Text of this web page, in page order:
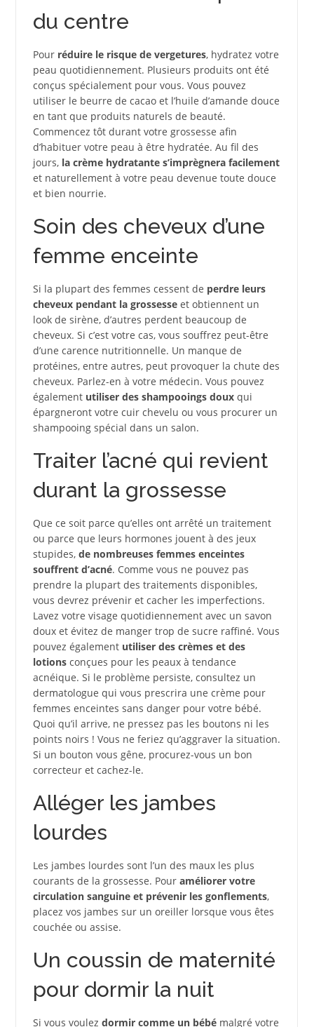
du centre
Pour réduire le risque de vergetures, hydratez votre
peau quotidiennement. Plusieurs produits ont été
conçus spécialement pour vous. Vous pouvez
utiliser le beurre de cacao et l’huile d’amande douce
en tant que produits naturels de beauté.
Commencez tôt durant votre grossesse afin
d’habituer votre peau à être hydratée. Au fil des
jours, la crème hydratante s’imprègnera facilement
et naturellement à votre peau devenue toute douce
et bien nourrie.
Soin des cheveux d’une
femme enceinte
Si la plupart des femmes cessent de perdre leurs
cheveux pendant la grossesseet obtiennent un
look de sirène, d’autres perdent beaucoup de
cheveux. Si c’est votre cas, vous souffrez peut-être
d’une carence nutritionnelle. Un manque de
protéines, entre autres, peut provoquer la chute des
cheveux. Parlez-en à votre médecin. Vous pouvez
également utiliser des shampooings douxqui
épargneront votre cuir chevelu ou vous procurer un
shampooing spécial dans un salon.
Traiter l’acné qui revient
durant la grossesse
Que ce soit parce qu’elles ont arrêté un traitement
ou parce que leurs hormones jouent à des jeux
stupides, de nombreuses femmes enceintes
souffrent d’acné. Comme vous ne pouvez pas
prendre la plupart des traitements disponibles,
vous devrez prévenir et cacher les imperfections.
Lavez votre visage quotidiennement avec un savon
doux et évitez de manger trop de sucre raffiné. Vous
pouvez également utiliser des crèmes et des
lotionsconçues pour les peaux à tendance
acnéique. Si le problème persiste, consultez un
dermatologue qui vous prescrira une crème pour
femmes enceintes sans danger pour votre bébé.
Quoi qu’il arrive, ne pressez pas les boutons ni les
points noirs ! Vous ne feriez qu’aggraver la situation.
Si un bouton vous gêne, procurez-vous un bon
correcteur et cachez-le.
Alléger les jambes
lourdes
Les jambes lourdes sont l’un des maux les plus
courants de la grossesse. Pour améliorer votre
circulation sanguine et prévenir les gonflements,
placez vos jambes sur un oreiller lorsque vous êtes
couchée ou assise.
Un coussin de maternité
pour dormir la nuit
Si vous voulez dormir comme un bébémalgré votre